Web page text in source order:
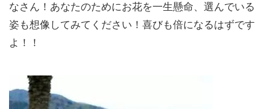
なさん！あなたのためにお花を一生懸命、選んでいる
姿も想像してみてください！喜びも倍になるはずです
よ！！